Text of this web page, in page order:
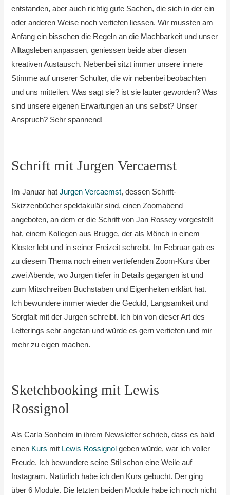
entstanden, aber auch richtig gute Sachen, die sich in der ein
oder anderen Weise noch vertiefen liessen. Wir mussten am
Anfang ein bisschen die Regeln an die Machbarkeit und unser
Alltagsleben anpassen, geniessen beide aber diesen
kreativen Austausch. Nebenbei sitzt immer unsere innere
Stimme auf unserer Schulter, die wir nebenbei beobachten
und uns mitteilen. Was sagt sie? ist sie lauter geworden? Was
sind unsere eigenen Erwartungen an uns selbst? Unser
Anspruch? Sehr spannend!
Schrift mit Jurgen Vercaemst
Im Januar hatJurgen Vercaemst, dessen Schrift-
Skizzenbücher spektakulär sind, einen Zoomabend
angeboten, an dem er die Schrift von Jan Rossey vorgestellt
hat, einem Kollegen aus Brugge, der als Mönch in einem
Kloster lebt und in seiner Freizeit schreibt. Im Februar gab es
zu diesem Thema noch einen vertiefenden Zoom-Kurs über
zwei Abende, wo Jurgen tiefer in Details gegangen ist und
zum Mitschreiben Buchstaben und Eigenheiten erklärt hat.
Ich bewundere immer wieder die Geduld, Langsamkeit und
Sorgfalt mit der Jurgen schreibt. Ich bin von dieser Art des
Letterings sehr angetan und würde es gern vertiefen und mir
mehr zu eigen machen.
Sketchbooking mit Lewis
Rossignol
Als Carla Sonheim in ihrem Newsletter schrieb, dass es bald
einen Kurs mit Lewis Rossignol geben würde, war ich voller
Freude. Ich bewundere seine Stil schon eine Weile auf
Instagram. Natürlich habe ich den Kurs gebucht. Der ging
über 6 Module. Die letzten beiden Module habe ich noch nicht